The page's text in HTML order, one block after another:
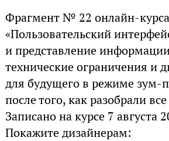
Фрагмент № 22 онлайн-курса
«Пользовательский
и представление
технические ограничения и
для будущего в режиме зум-
после того, как разобрали
Записано на курсе 7 августа
Покажите дизайнерам: